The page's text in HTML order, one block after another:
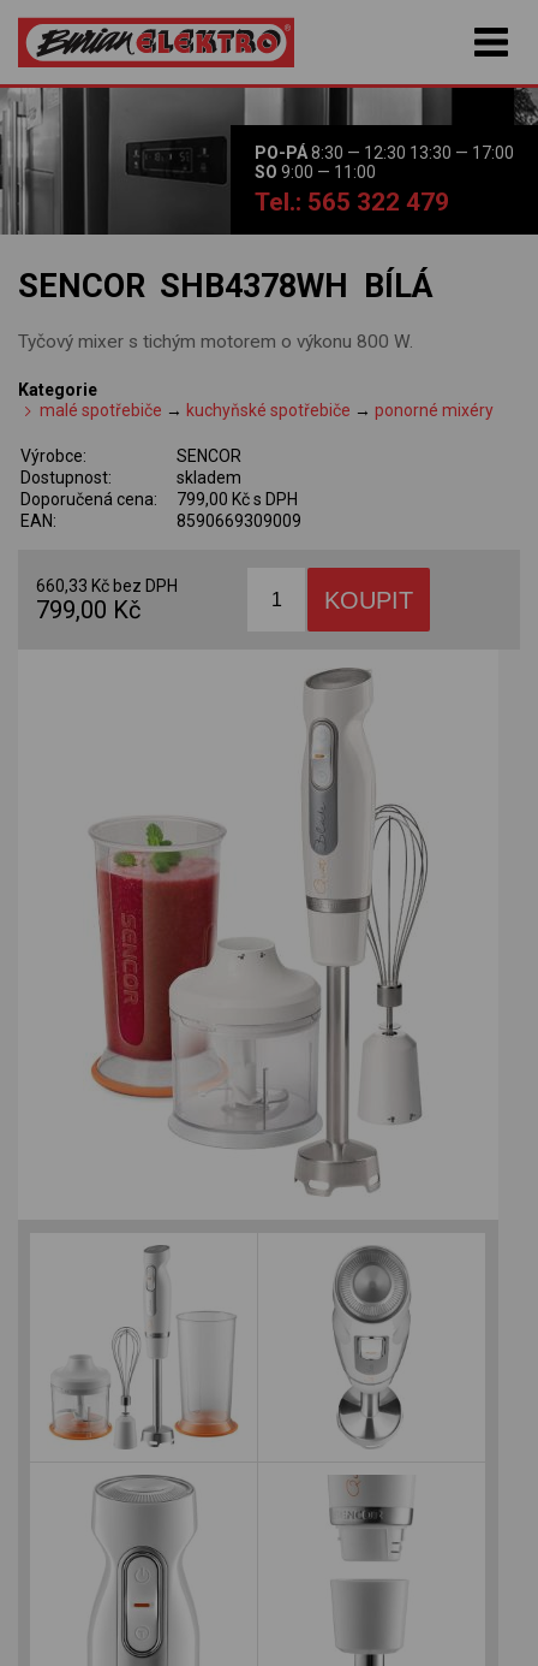
PO-PÁ8:30 — 12:30 13:30 — 17:00
SO 9:00 — 11:00
Tel.: 565 322 479
SENCOR SHB4378WH BÍLÁ
Tyčový mixer s tichým motorem o výkonu 800 W.
Kategorie
malé spotřebiče → kuchyňské spotřebiče →ponorné mixéry
Výrobce:
SENCOR
Dostupnost:
skladem
Doporučená cena:
799,00 Kč s DPH
EAN:
8590669309009
660,33 Kč bez DPH
799,00 Kč